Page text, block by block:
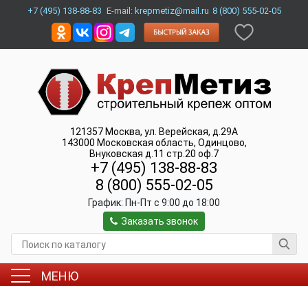
+7 (495) 138-88-83 E-mail: krepmetiz@mail.ru 8 (800) 555-02-05
121357 Москва, ул. Верейская, д.29А
143000 Московская область, Одинцово,
Внуковская д.11 стр.20 оф.7
+7 (495) 138-88-83
8 (800) 555-02-05
График: Пн-Пт c 9:00 до 18:00
Заказать звонок
МЕНЮ